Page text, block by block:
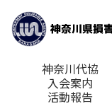
神奈川代協
入会案内
活動報告